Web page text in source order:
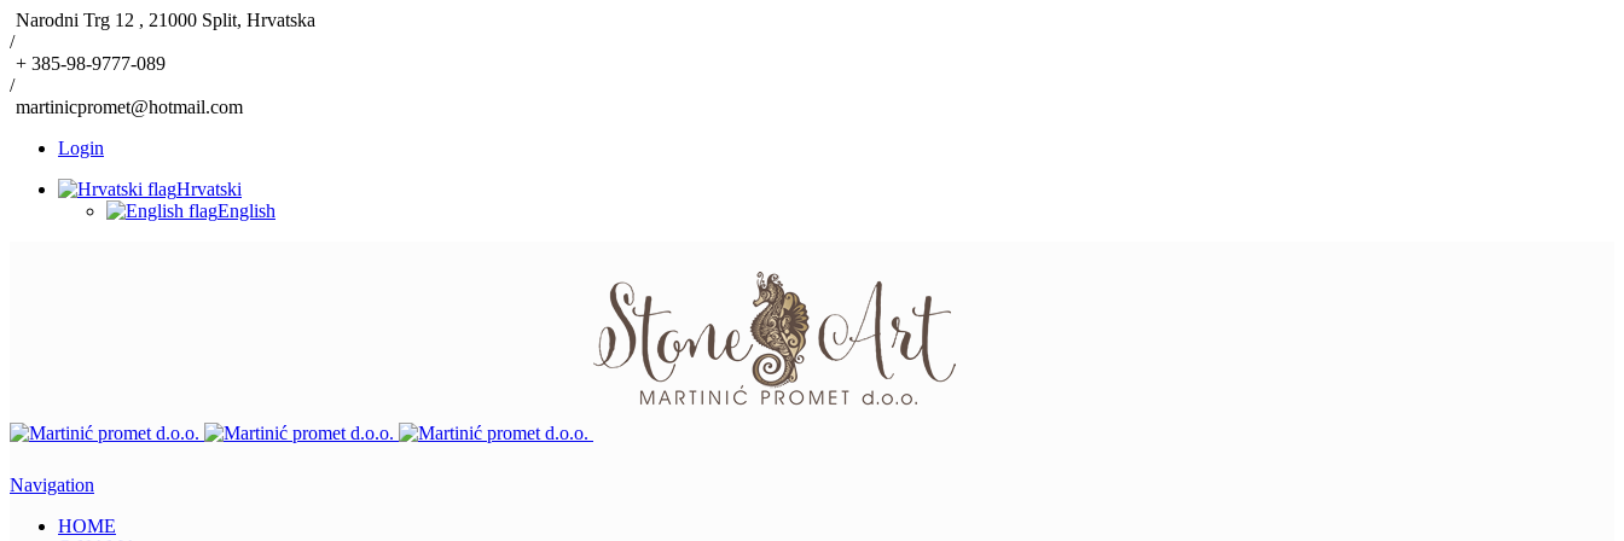
Narodni Trg 12 , 21000 Split, Hrvatska
/
+ 385-98-9777-089
/
martinicpromet@hotmail.com
Login
Hrvatski
English
Navigation
HOME